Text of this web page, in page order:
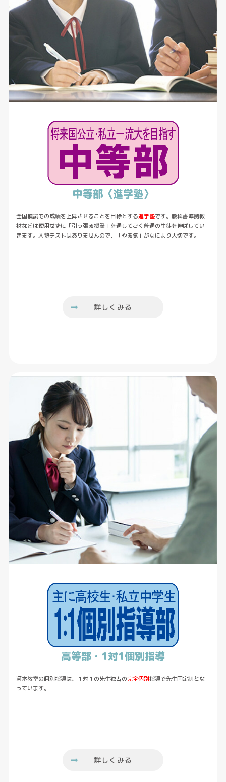
中等部〈進学塾〉
全国模試での成績を上昇させることを目標とする進学塾です。教科書準拠教
材などは使用せずに「引っ張る授業」を通してごく普通の生徒を伸ばしてい
きます。入塾テストはありませんので、「やる気」がなにより大切です。
詳しくみる
高等部・1対1個別指導
河本教室の個別指導は、１対１の先生独占の完全個別指導で先生固定制とな
っています。
詳しくみる